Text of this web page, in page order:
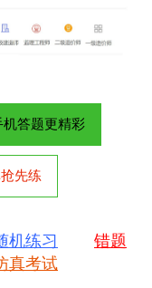
机答题更精彩
先练
机练习
错题
真考试